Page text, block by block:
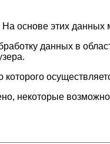
На основе этих
данных в
некоторые